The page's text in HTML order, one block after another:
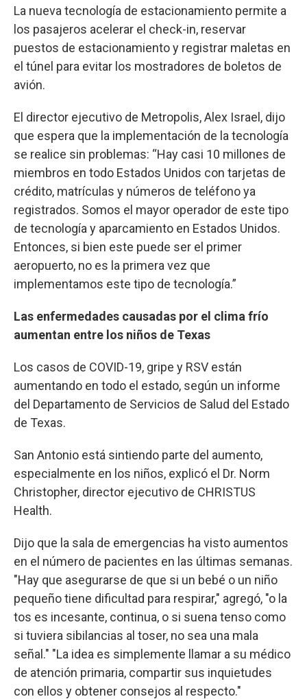
La nueva tecnología de estacionamiento permite a
los pasajeros acelerar el check-in, reservar
puestos de estacionamiento y registrar maletas en
el túnel para evitar los mostradores de boletos de
avión.
El director ejecutivo de Metropolis, Alex Israel, dijo
que espera que la implementación de la tecnología
se realice sin problemas: “Hay casi 10 millones de
miembros en todo Estados Unidos con tarjetas de
crédito, matrículas y números de teléfono ya
registrados. Somos el mayor operador de este tipo
de tecnología y aparcamiento en Estados Unidos.
Entonces, si bien este puede ser el primer
aeropuerto, no es la primera vez que
implementamos este tipo de tecnología.”
Las enfermedades causadas por el clima frío
aumentan entre los niños de Texas
Los casos de COVID-19, gripe y RSV están
aumentando en todo el estado, según un informe
del Departamento de Servicios de Salud del Estado
de Texas.
San Antonio está sintiendo parte del aumento,
especialmente en los niños, explicó el Dr. Norm
Christopher, director ejecutivo de CHRISTUS
Health.
Dijo que la sala de emergencias ha visto aumentos
en el número de pacientes en las últimas semanas.
"Hay que asegurarse de que si un bebé o un niño
pequeño tiene dificultad para respirar," agregó, "o la
tos es incesante, continua, o si suena tenso como
si tuviera sibilancias al toser, no sea una mala
señal." "La idea es simplemente llamar a su médico
de atención primaria, compartir sus inquietudes
con ellos y obtener consejos al respecto."